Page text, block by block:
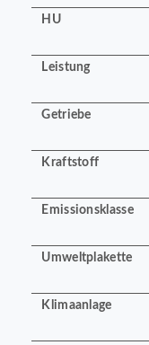
HU
Leistung
Getriebe
Kraftstoff
Emissionsklasse
Umweltplakette
Klimaanlage